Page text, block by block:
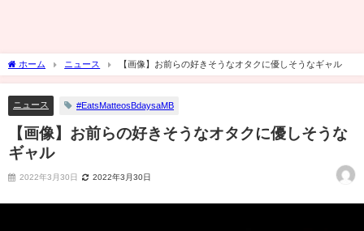
ホーム ニュース 【画像】お前らの好きそうなオタクに優しそうなギャル
ニュース #EatsMatteosBdaysaMB
【画像】お前らの好きそうなオタクに優しそうな
ギャル
2022年3月30日 2022年3月30日